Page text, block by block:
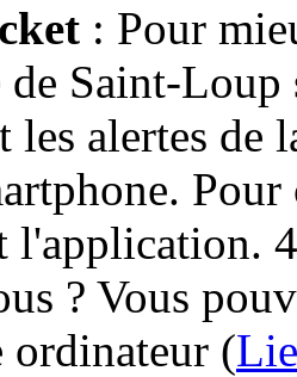
: Pour
Saint-Loup
les alertes de
l'application.
? Vous
ordinateur (